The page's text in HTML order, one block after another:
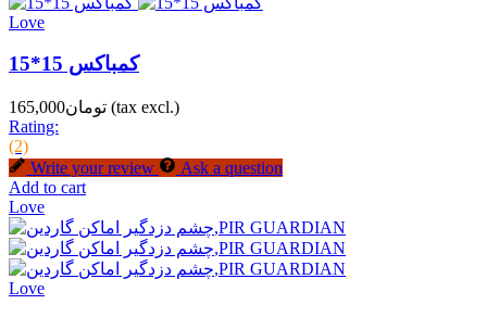
Love
کمباکس 15*15
تومان165,000 (tax excl.)
Rating:
(2)
Write your review
Ask a question
Add to cart
Love
Love